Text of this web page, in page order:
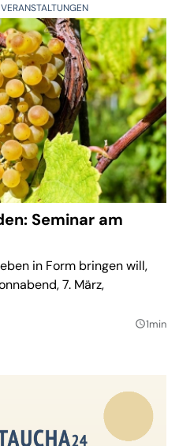
VERANSTALTUNGEN
Seminar am
in Form bringen will,
7. März,
query_builder1min